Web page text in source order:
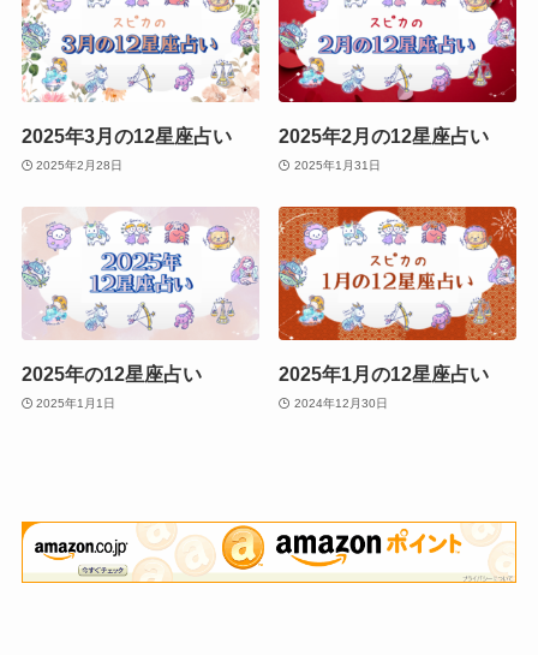
2025年3月の12星座占い
2025年2月28日
2025年2月の12星座占い
2025年1月31日
2025年の12星座占い
2025年1月1日
2025年1月の12星座占い
2024年12月30日